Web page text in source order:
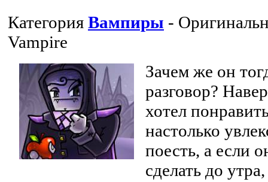
Категория Вампиры -
Vampire
Зачем же он
разговор?
хотел
настолько
поесть, а если
сделать до